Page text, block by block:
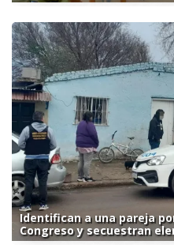
Identifican a una pareja
Congreso y secuestran